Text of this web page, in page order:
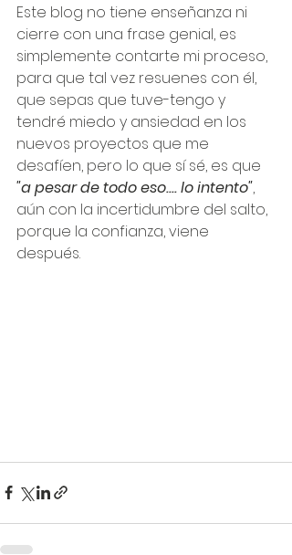
Este blog no tiene enseñanza ni
cierre con una frase genial, es
simplemente contarte mi proceso,
para que tal vez resuenes con él,
que sepas que tuve-tengo y
tendré miedo y ansiedad en los
nuevos proyectos que me
desafíen, pero lo que sí sé, es que
"a pesar de todo eso.... lo intento",
aún con la incertidumbre del salto,
porque la confianza, viene
después.